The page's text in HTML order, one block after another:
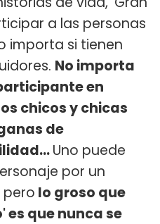
a las personas
importa si tienen
No importa
en
chicos y chicas
de
Uno puede
por un
lo groso que
es que nunca se